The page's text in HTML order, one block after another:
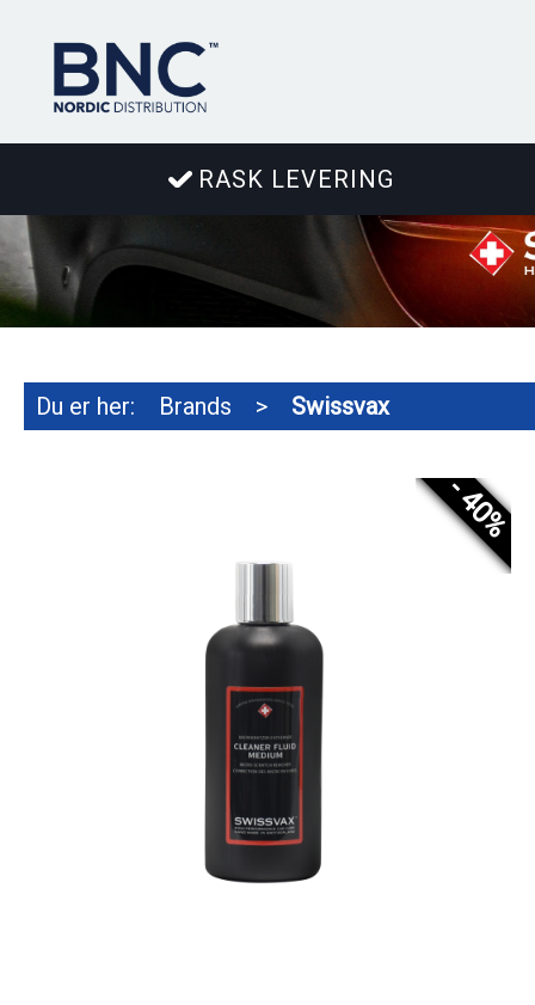
RASK LEVERING
Du er her: Brands > Swissvax
- 40%